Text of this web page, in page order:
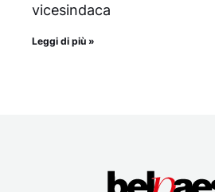
vicesindaca
Leggi di più »